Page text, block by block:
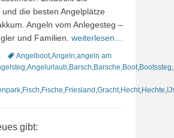
die besten Angelplätze
Angeln vom Anlegesteg –
und Familien. weiterlesen…
Schlagworte
Angelboot,Angeln,angeln am
,Angelurlaub,Barsch,Barsche,Boot,Bootssteg,
,Fisch,Fische,Friesland ,Gracht,Hecht,Hechte,
gibt: